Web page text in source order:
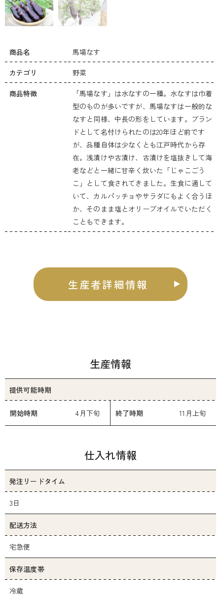
商品名 馬場なす
カテゴリ 野菜
商品特徴
「馬場なす」は水なすの一種。水なすは巾着
型のものが多いですが、馬場なすは一般的な
なすと同様、中長の形をしています。ブラン
ドとして名付けられたのは20年ほど前です
が、品種自体は少なくとも江戸時代から存
在。浅漬けや古漬け、古漬けを塩抜きして海
老などと一緒に甘辛く炊いた「じゃこごう
こ」として食されてきました。生食に適して
いて、カルパッチョやサラダにもよく合うほ
か、そのまま塩とオリーブオイルでいただく
こともできます。
生産者詳細情報
生産情報
提供可能時期
開始時期 4月下旬 終了時期 11月上旬
仕入れ情報
発注リードタイム
3日
配送方法
宅急便
保存温度帯
冷蔵